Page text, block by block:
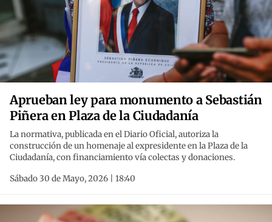
Aprueban ley para monumento a Sebastián
Piñera en Plaza de la Ciudadanía
La normativa, publicada en el Diario Oficial, autoriza la
construcción de un homenaje al expresidente en la Plaza de la
Ciudadanía, con financiamiento vía colectas y donaciones.
Sábado 30 de Mayo, 2026 | 18:40